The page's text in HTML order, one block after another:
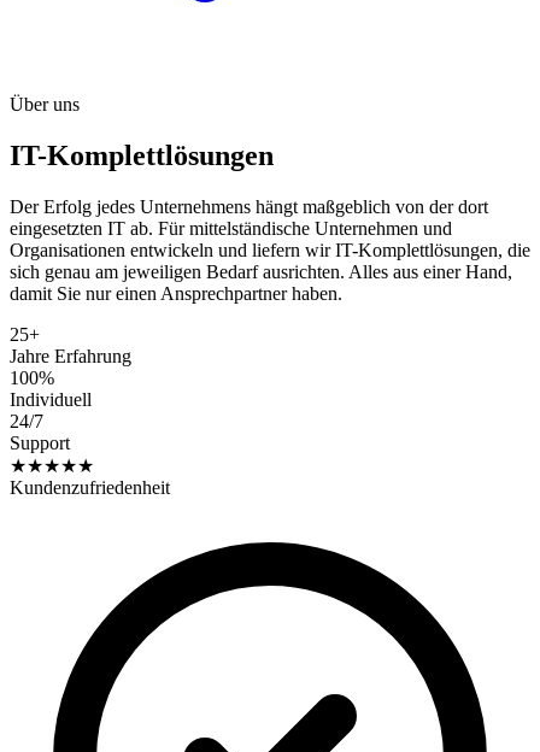
Über uns
IT-Komplettlösungen
Der Erfolg jedes Unternehmens hängt maßgeblich von der dort
eingesetzten IT ab. Für mittelständische Unternehmen und
Organisationen entwickeln und liefern wir IT-Komplettlösungen, die
sich genau am jeweiligen Bedarf ausrichten. Alles aus einer Hand,
damit Sie nur einen Ansprechpartner haben.
25+
Jahre Erfahrung
100%
Individuell
24/7
Support
★★★★★
Kundenzufriedenheit